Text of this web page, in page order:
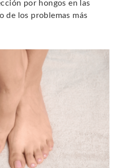
por hongos en las
de los problemas más